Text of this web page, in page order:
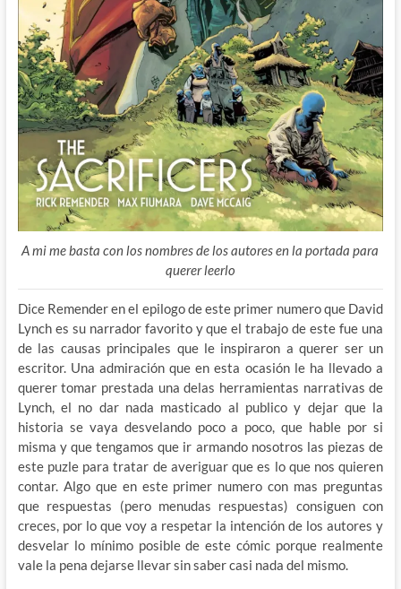
A mi me basta con los nombres de los autores en la portada para
querer leerlo
Dice Remender en el epilogo de este primer numero que David
Lynch es su narrador favorito y que el trabajo de este fue una
de las causas principales que le inspiraron a querer ser un
escritor. Una admiración que en esta ocasión le ha llevado a
querer tomar prestada una delas herramientas narrativas de
Lynch, el no dar nada masticado al publico y dejar que la
historia se vaya desvelando poco a poco, que hable por si
misma y que tengamos que ir armando nosotros las piezas de
este puzle para tratar de averiguar que es lo que nos quieren
contar. Algo que en este primer numero con mas preguntas
que respuestas (pero menudas respuestas) consiguen con
creces, por lo que voy a respetar la intención de los autores y
desvelar lo mínimo posible de este cómic porque realmente
vale la pena dejarse llevar sin saber casi nada del mismo.